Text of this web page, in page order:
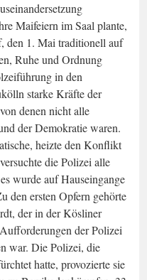
Maifeiern im Saal plante,
den 1. Mai traditionell auf
Ruhe und Ordnung
in den
starke Kräfte der
denen nicht alle
der Demokratie waren.
heizte den Konflikt
die Polizei alle
wurde auf Hauseingange
den ersten Opfern gehörte
der in der Kösliner
der Polizei
war. Die Polizei, die
hatte, provozierte sie